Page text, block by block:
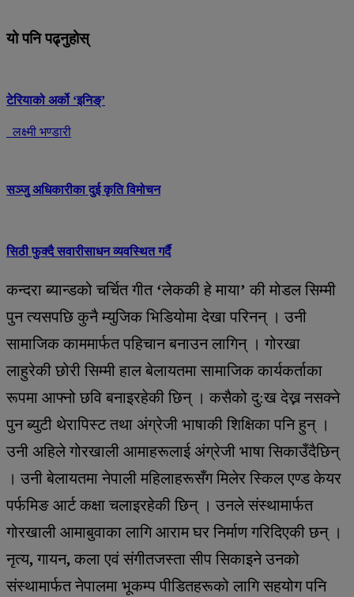
यो पनि पढ्नुहोस्
टेरियाको अर्को ‘इनिङ्’
लक्ष्मी भण्डारी
सञ्जु अधिकारीका दुई कृति विमोचन
सिठी फुक्दै सवारीसाधन व्यवस्थित गर्दै
कन्दरा ब्यान्डको चर्चित गीत ‘लेककी हे माया’ की मोडल सिम्मी
पुन त्यसपछि कुनै म्युजिक भिडियोमा देखा परिनन् । उनी
सामाजिक काममार्फत पहिचान बनाउन लागिन् । गोरखा
लाहुरेकी छोरी सिम्मी हाल बेलायतमा सामाजिक कार्यकर्ताका
रूपमा आफ्नो छवि बनाइरहेकी छिन् । कसैको दु:ख देख्न नसक्ने
पुन ब्युटी थेरापिस्ट तथा अंग्रेजी भाषाकी शिक्षिका पनि हुन् ।
उनी अहिले गोरखाली आमाहरूलाई अंग्रेजी भाषा सिकाउँदैछिन्
। उनी बेलायतमा नेपाली महिलाहरूसँग मिलेर स्किल एण्ड केयर
पर्फमिङ आर्ट कक्षा चलाइरहेकी छिन् । उनले संस्थामार्फत
गोरखाली आमाबुवाका लागि आराम घर निर्माण गरिदिएकी छन् ।
नृत्य,गायन,कला एवं संगीतजस्ता सीप सिकाइने उनको
संस्थामार्फत नेपालमा भूकम्प पीडितहरूको लागि सहयोग पनि